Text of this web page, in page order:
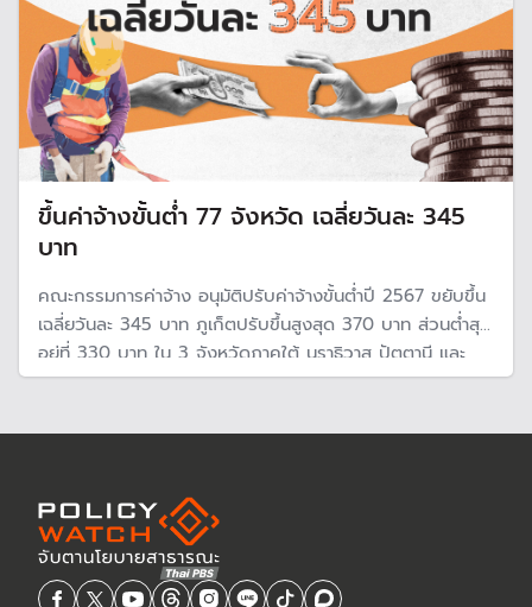
ขึ้นค่าจ้างขั้นต่ำ 77 จังหวัด เฉลี่ยวันละ 345
บาท
คณะกรรมการค่าจ้าง อนุมัติปรับค่าจ้างขั้นต่ำปี 2567 ขยับขึ้น
เฉลี่ยวันละ 345 บาท ภูเก็ตปรับขึ้นสูงสุด 370 บาท ส่วนต่ำสุด
อยู่ที่ 330 บาท ใน 3 จังหวัดภาคใต้ นราธิวาส ปัตตานี และ
ยะลา ขณะที่กทม.และปริมณฑล อยู่ที่ 363 บาท